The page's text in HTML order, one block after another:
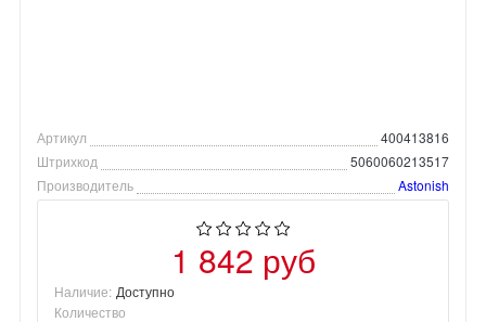
Артикул
400413816
Штрихкод
5060060213517
Производитель
Astonish
1 842 руб
Наличие: Доступно
Количество